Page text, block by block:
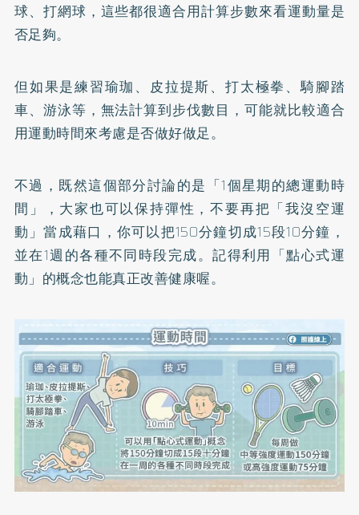
球、打網球，這些都很適合用計算步數來看運動量是
否足夠。
但如果是練習瑜珈、皮拉提斯、打太極拳、騎腳踏
車、游泳等，無法計算到步伐數目，可能就比較適合
用運動時間來考慮是否做好做足。
不過，既然這個部分討論的是「1個星期的總運動時
間」，大家也可以保持彈性，不要再把「我沒空運
動」當成藉口，你可以把150分鐘切成15段10分鐘，
並在1週的各種不同時段完成。記得利用「點心式運
動」的概念也能真正改善健康喔。